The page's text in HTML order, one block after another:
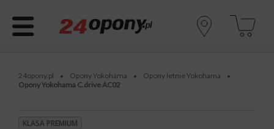
24opony.pl • Opony Yokohama • Opony letnie Yokohama •
Opony Yokohama C.drive AC02
KLASA PREMIUM